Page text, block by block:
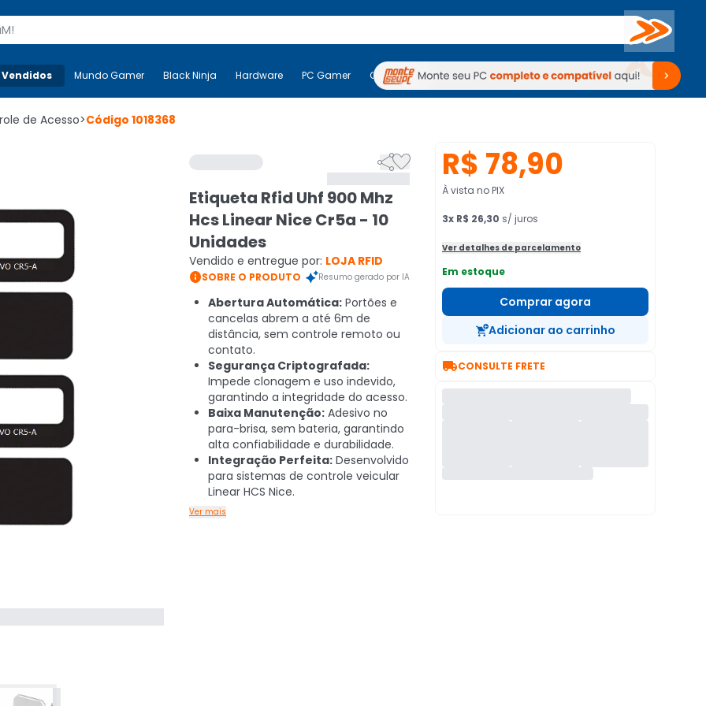
Buscar
Mais-v- Mundo Gamer Black Ninja Hardware PC Gamer Computadores Periféricos TV Venda no KaBuM!
Mundo Gamer Black Ninja Hardware PC Gamer Computadores Periféricos TV Venda no KaBuM!
de Acesso>Código 1018368

Etiqueta Rfid Uhf 900 Mhz
Hcs Linear Nice Cr5a - 10
Unidades
Vendido e entregue por: LOJA RFID
SOBRE O PRODUTO Resumo gerado por IA
Abertura Automática: Portões e
cancelas abrem a até 6m de
distância, sem controle remoto ou
contato.
Segurança Criptografada:
Impede clonagem e uso indevido,
garantindo a integridade do acesso.
Baixa Manutenção: Adesivo no
para-brisa, sem bateria, garantindo
alta confiabilidade e durabilidade.
Integração Perfeita: Desenvolvido
para sistemas de controle veicular
Linear HCS Nice.
Ver mais
R$ 78,90
À vista no PIX
3x R$ 26,30 s/ juros
Ver detalhes de parcelamento
Em estoque
Comprar agora
Adicionar ao carrinho
CONSULTE FRETE